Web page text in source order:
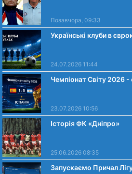
Позавчора, 09:33
Українські клуби в
24.07.2026 11:44
Чемпіонат Світу 2026 -
23.07.2026 10:56
Історія ФК «Дніпро»
25.06.2026 08:35
Запускаємо Причал